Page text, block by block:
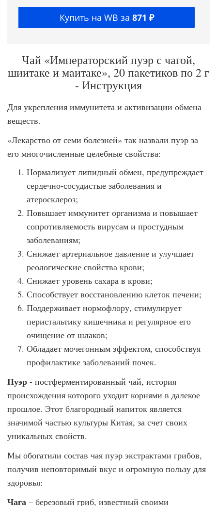
Купить на WB за 871 ₽
Чай «Императорский пуэр с чагой,
шиитаке и маитаке», 20 пакетиков по 2 г
- Инструкция
Для укрепления иммунитета и активизации обмена
веществ.
«Лекарство от семи болезней» так назвали пуэр за
его многочисленные целебные свойства:
Нормализует липидный обмен, предупреждает
сердечно-сосудистые заболевания и
атеросклероз;
Повышает иммунитет организма и повышает
сопротивляемость вирусам и простудным
заболеваниям;
Снижает артериальное давление и улучшает
реологические свойства крови;
Снижает уровень сахара в крови;
Способствует восстановлению клеток печени;
Поддерживает нормофлору, стимулирует
перистальтику кишечника и регулярное его
очищение от шлаков;
Обладает мочегонным эффектом, способствуя
профилактике заболеваний почек.
Пуэр - постферментированный чай, история
происхождения которого уходит корнями в далекое
прошлое. Этот благородный напиток является
значимой частью культуры Китая, за счет своих
уникальных свойств.
Мы обогатили состав чая пуэр экстрактами грибов,
получив неповторимый вкус и огромную пользу для
здоровья:
Чага – березовый гриб, известный своими